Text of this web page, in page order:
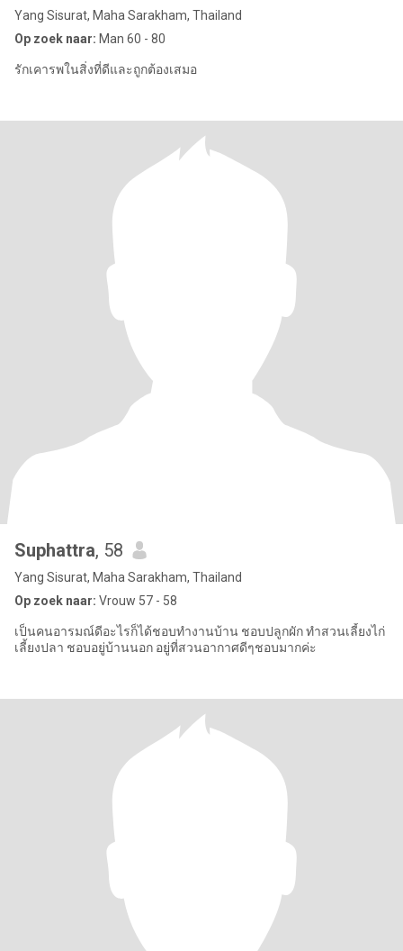
Yang Sisurat, Maha Sarakham, Thailand
Op zoek naar: Man 60 - 80
รักเคารพในสิ่งที่ดีและถูกต้องเสมอ
Suphattra, 58
Yang Sisurat, Maha Sarakham, Thailand
Op zoek naar: Vrouw 57 - 58
เป็นคนอารมณ์ดีอะไรก็ได้ชอบทำงานบ้าน ชอบปลูกผัก ทำสวนเลี้ยงไก่
เลี้ยงปลา ชอบอยู่บ้านนอก อยู่ที่สวนอากาศดีๆชอบมากค่ะ